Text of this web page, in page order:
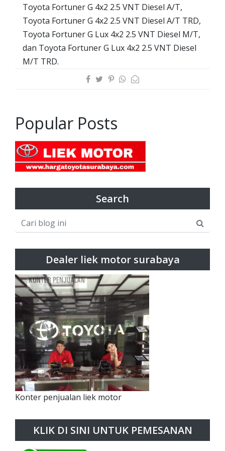
Toyota Fortuner G 4x2 2.5 VNT Diesel A/T,
Toyota Fortuner G 4x2 2.5 VNT Diesel A/T TRD,
Toyota Fortuner G Lux 4x2 2.5 VNT Diesel M/T,
dan Toyota Fortuner G Lux 4x2 2.5 VNT Diesel
M/T TRD.
Popular Posts
Search
Dealer liek motor surabaya
Konter penjualan liek motor
KLIK DI SINI UNTUK PEMESANAN